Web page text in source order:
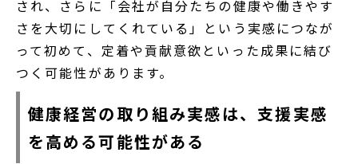
され、さらに「会社が自分たちの健康や働きやす
さを大切にしてくれている」という実感につなが
って初めて、定着や貢献意欲といった成果に結び
つく可能性があります。
健康経営の取り組み実感は、支援実感
を高める可能性がある